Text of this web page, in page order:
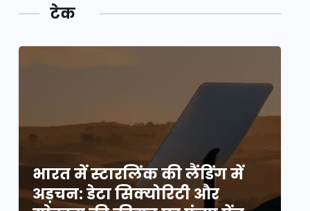
टेक
भारत में स्टारलिंक की लैंडिंग में
अड़चन: डेटा सिक्योरिटी और